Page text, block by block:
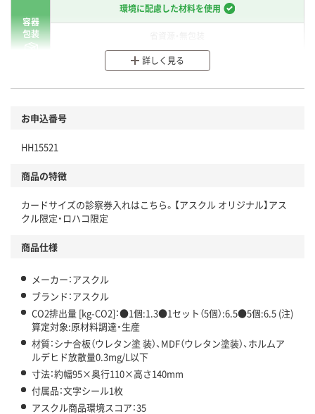
容器
包装
環境に配慮した材料を使用
分別・リサイクルしやすい設計
商品
本体
仕組
アスクル商品環境スコア詳細／加点項目
詳しく見る
お申込番号
HH15521
商品の特徴
カードサイズの診察券入れはこちら。【アスクル オリジナル】アス
クル限定・ロハコ限定
商品仕様
メーカー：アスクル
ブランド：アスクル
CO2排出量 [kg-CO2]：●1個:1.3●1セット（5個）:6.5●5個:6.5 (注)
算定対象:原材料調達・生産
材質：シナ合板（ウレタン塗 装）、MDF（ウレタン塗装）、ホルムア
ルデヒド放散量0.3mg/L以下
寸法：約幅95×奥行110×高さ140mm
付属品：文字シール1枚
アスクル商品環境スコア：35